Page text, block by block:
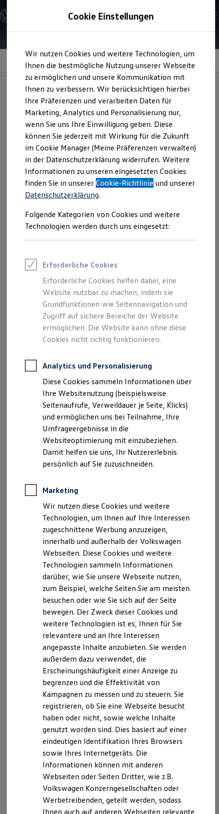
Hauptinhalt
springen
Footer
springen
Modelle und Konfigurator
Konfigurator
Modelle vergleichen
Elektroautos
ENERGY Sondermodelle
Nutzfahrzeuge
SUV und CUV
Familienautos
Kombis
Kompaktwagen
Sportwagen
Schnell verfügbare Fahrzeuge
Angebote und Produkte
Aktuelle Angebote
E-Auto-Förderung
Volkswagen Marktplatz
Die ENERGY Sondermodelle
Junge Gebrauchtwagen und Gebrauchtwagen
Volkswagen Zertifizierte Gebrauchtwagen
Elektromobilität bei Gebrauchtwagen
Saisonangebote
Reifenpakete
Leasing
Leasing-Angebote
Elektroauto Leasing
Kleinwagen-Leasing
Leasing ohne Anzahlung
Finanzierung
Autokredit mit Schlussrate
Versicherungen und Garantien
Kfz-Versicherung
Restschuldversicherungen
Garantien
Professional Class bei Volkswagen
Behörden
Direktkunden
Sonderfahrzeuge
Anpfiff zum Gewinn
Elektromobilität
Elektroautos
ID. Tutorials
Elektrofahrzeugkonzepte
ID. EVERY1
Reichweite
Rekuperation
Laden unterwegs
Laden Zuhause
Ladestationen finden
Ladezeitensimulator
Batterie
Sicherheit
Nachhaltigkeit
Technologie
Kosten und Kauf
Verbrauchskosten
Kaufoptionen
E-Auto-Förderung
Software und Konnektivität
Die ID. Software 6
ID. Software Versionen und Updates
Digitale Extras
Schnittstellen zu Ihrem ID.
Marke und Erlebnis
Volkswagen R und R Experience
R-Modelle
R Experience
Driving Experience
Volkswagen entdecken
Werkbesichtigung
Lifestyle Shop
T-Roc Kollektion
Golf Kollektion
Volkswagen Kollektion
R-Kollektion
GTI Kollektion
Fußball Drop
Information
Starterbatterie im
Elektroauto
Während die Hochvoltbatterie für den Antrieb zuständig ist,
übernimmt die Starterbatterie in elektrischen Fahrzeugen
eine andere wichtige Rolle: die Grundversorgung der
Sicherheitsfunktionen. Die Vielzahl an elektrischen
Verbrauchern, wie
z. B. Radio, Klimaanlage oder
Standheizung, aber auch die Sicherstellung der Funktion des
Nothalteassistenten bedeuten eine enorme Belastung für
OriginalBatterien zu setzen.
Bei Elektrofahrzeugen läuft die elektrische Versorgung
einiger Funktionen über die Starterbatterie. Sie versorgt
beim Ausfall der Hochvoltbatterie Basisfunktionen, wie die
Lenkung und die Bremsen. Dafür erfüllen Volkswagen
Starterbatterien die Sicherheitsanforderungen gemäß dem
Automotive Safety Integration Level (ASIL). Sollten Sie
brauchen, vertrauen Sie auch auf hochwertige
Starterbatterien und lassen Sie sie in den vorgesehenen
Inspektionsintervallen überprüfen.
Nutzungsbedingungen
Datenschutzerklärungen
Cookie-Richtlinie
Lizenzhinweise Dritter
Angaben zum Digital Services Act (DSA)
EU Data Act
Produktsicherheitsinformationen
Vertrag Widerrufen
Disclaimer von Volkswagen AG
Die in dieser Darstellung gezeigten Fahrzeuge und
Ausstattungen können in einzelnen Details vom aktuellen
deutschen Lieferprogramm abweichen. Abgebildet sind
teilweise Sonderausstattungen der Fahrzeuge gegen
Mehrpreis.
Bitte beachten Sie auch unseren Konfigurator für eine
Übersicht der aktuell verfügbaren Modelle und Ausstattungen.
Die angegebenen Verbrauchs- und Emissionswerte beziehen
sich nicht auf ein einzelnes Fahrzeug und sind nicht Bestandteil
des Angebots, sondern dienen allein Vergleichszwecken
zwischen den verschiedenen Fahrzeugtypen.
Zusatzausstattungen undZubehör(Anbauteile, Reifenformat
usw.) können relevante Fahrzeugparameter, wie z. B.
Rollwiderstand und Aerodynamik verändern und neben
Witterungs- und Verkehrsbedingungen sowie dem
Cookie Einstellungen
Wir nutzen Cookies und weitere Technologien, um
Ihnen die bestmögliche Nutzung unserer Webseite
zu ermöglichen und unsere Kommunikation mit
Ihnen zu verbessern. Wir berücksichtigen hierbei
Ihre Präferenzen und verarbeiten Daten für
Marketing, Analytics und Personalisierung nur,
wenn Sie uns Ihre Einwilligung geben. Diese
können Sie jederzeit mit Wirkung für die Zukunft
im Cookie Manager (Meine Präferenzen verwalten)
in der Datenschutzerklärung widerrufen. Weitere
Informationen zu unseren eingesetzten Cookies
finden Sie in unsererCookie-Richtlinie und unserer
Datenschutzerklärung.
Folgende Kategorien von Cookies und weitere
Technologien werden durch uns eingesetzt:
Erforderliche Cookies
Erforderliche Cookies helfen dabei, eine
Website nutzbar zu machen, indem sie
Grundfunktionen wie Seitennavigation und
Zugriff auf sichere Bereiche der Website
ermöglichen. Die Website kann ohne diese
Cookies nicht richtig funktionieren.
Analytics und Personalisierung
Diese Cookies sammeln Informationen über
Ihre Websitenutzung (beispielsweise
Seitenaufrufe, Verweildauer je Seite, Klicks)
und ermöglichen uns bei Teilnahme, Ihre
Umfrageergebnisse in die
Websiteoptimierung mit einzubeziehen.
Damit helfen sie uns, Ihr Nutzererlebnis
persönlich auf Sie zuzuschneiden.
Marketing
Wir nutzen diese Cookies und weitere
Technologien, um Ihnen auf Ihre Interessen
zugeschnittene Werbung anzuzeigen,
innerhalb und außerhalb der Volkswagen
Webseiten. Diese Cookies und weitere
Technologien sammeln Informationen
darüber, wie Sie unsere Webseite nutzen,
zum Beispiel, welche Seiten Sie am meisten
besuchen oder wie Sie sich auf der Seite
bewegen. Der Zweck dieser Cookies und
weitere Technologien ist es, Ihnen für Sie
relevantere und an Ihre Interessen
angepasste Inhalte anzubieten. Sie werden
außerdem dazu verwendet, die
Erscheinungshäufigkeit einer Anzeige zu
begrenzen und die Effektivität von
Kampagnen zu messen und zu steuern. Sie
registrieren, ob Sie eine Webseite besucht
haben oder nicht, sowie welche Inhalte
genutzt worden sind. Dies basiert auf einer
eindeutigen Identifikation Ihres Browsers
sowie Ihres Internetgeräts. Die
Informationen können mit anderen
Webseiten oder Seiten Dritter, wie z.B.
Volkswagen Konzerngesellschaften oder
Werbetreibenden, geteilt werden, sodass
Ihnen auch auf anderen Webseiten relevante